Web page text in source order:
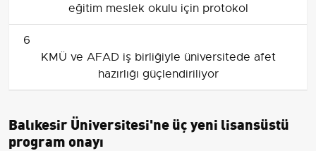
eğitim meslek okulu için protokol
6
KMÜ ve AFAD iş birliğiyle üniversitede afet
hazırlığı güçlendiriliyor
Balıkesir Üniversitesi'ne üç yeni lisansüstü
program onayı